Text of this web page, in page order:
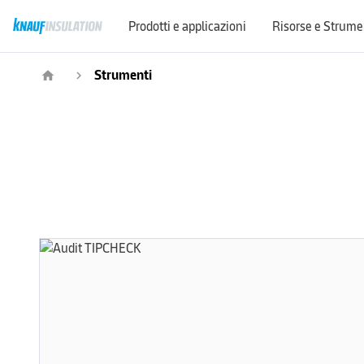
Prodotti e applicazioni Risorse e
home navigate_next Strumenti